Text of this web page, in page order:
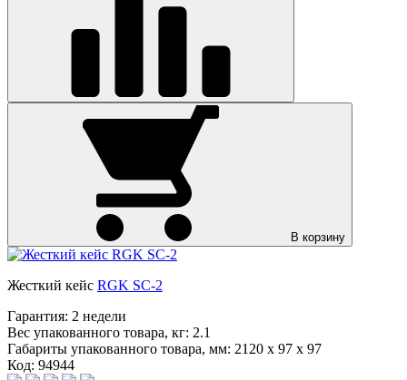
В корзину
Жесткий кейс RGK SC-2
Гарантия: 2 недели
Вес упакованного товара, кг: 2.1
Габариты упакованного товара, мм: 2120 x 97 x 97
Код: 94944